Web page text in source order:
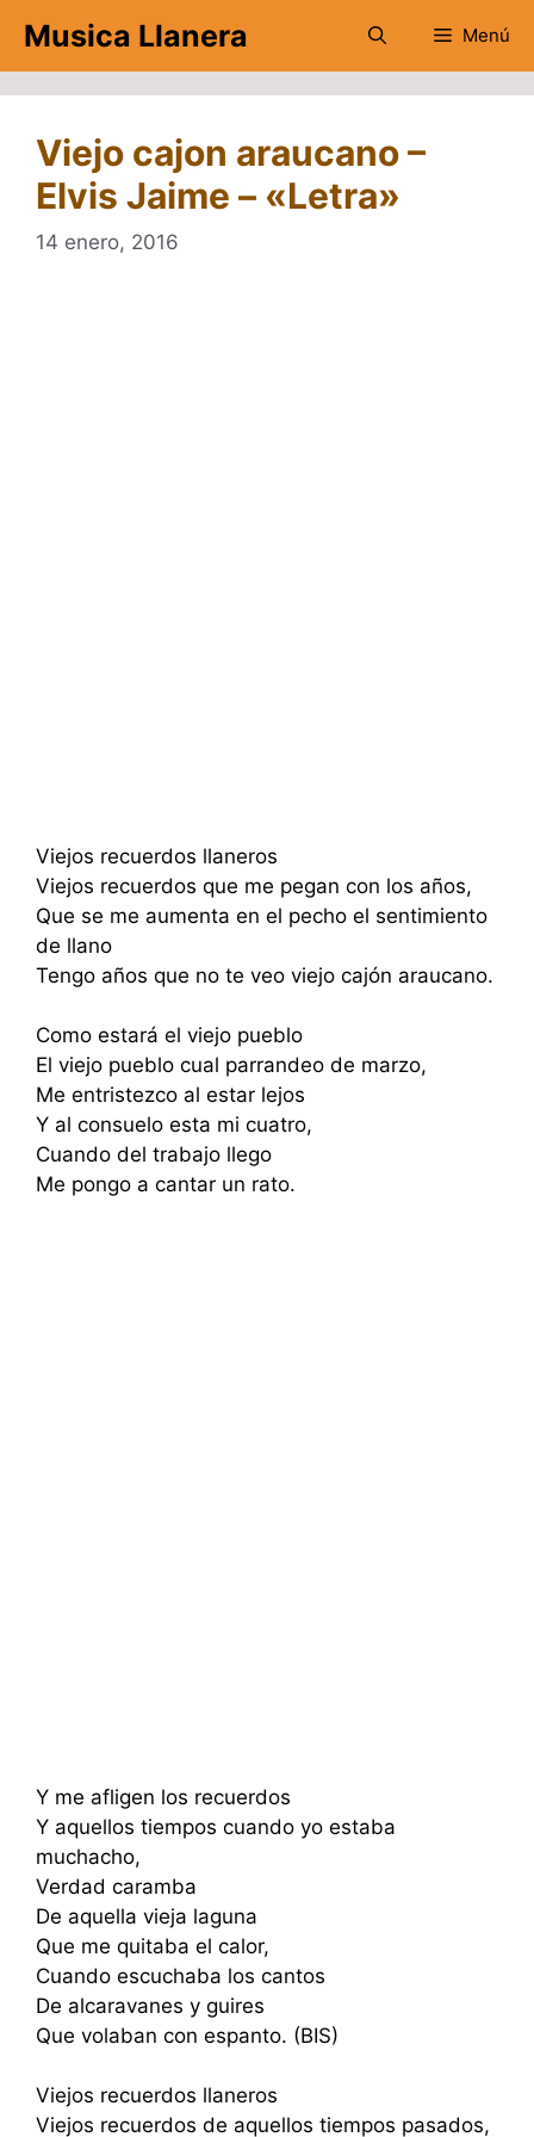
contenido
Musica Llanera Menú
Viejo cajon araucano –
Elvis Jaime – «Letra»
14 enero, 2016
Viejos recuerdos llaneros
Viejos recuerdos que me pegan con los años,
Que se me aumenta en el pecho el sentimiento
de llano
Tengo años que no te veo viejo cajón araucano.
Como estará el viejo pueblo
El viejo pueblo cual parrandeo de marzo,
Me entristezco al estar lejos
Y al consuelo esta mi cuatro,
Cuando del trabajo llego
Me pongo a cantar un rato.
Y me afligen los recuerdos
Y aquellos tiempos cuando yo estaba
muchacho,
Verdad caramba
De aquella vieja laguna
Que me quitaba el calor,
Cuando escuchaba los cantos
De alcaravanes y guires
Que volaban con espanto. (BIS)
Viejos recuerdos llaneros
Viejos recuerdos de aquellos tiempos pasados,